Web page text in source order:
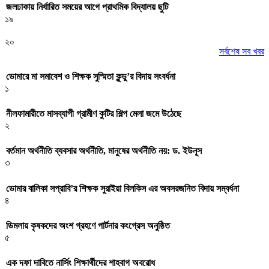
জলঢাকায় নির্ধারিত সময়ের আগে প্রাথমিক বিদ্যালয় ছুটি
১৯
২০
সর্বশেষ সব খবর
ডোমারে মা সমাবেশ ও শিক্ষক সুস্মিতা কুন্ডু’র বিদায় সংবর্ধনা
১
নীলফামারীতে মাসব্যাপী গ্রামীণ কুটির শিল্প মেলা জমে উঠেছে
২
বর্তমান অর্থনীতি ব্যবসার অর্থনীতি, মানুষের অর্থনীতি নয়: ড. ইউনূস
৩
ডোমার বালিকা সপ্রাবি’র শিক্ষক সুরাইয়া বিলকিস এর অবসরজনিত বিদায় সম্বর্ধনা
৪
ডিমলায় কৃষকদের অংশ গ্রহণে পার্টনার কংগ্রেস অনুষ্ঠিত
৫
এক দফা দাবিতে নার্সিং শিক্ষার্থীদের শাহবাগ অবরোধ